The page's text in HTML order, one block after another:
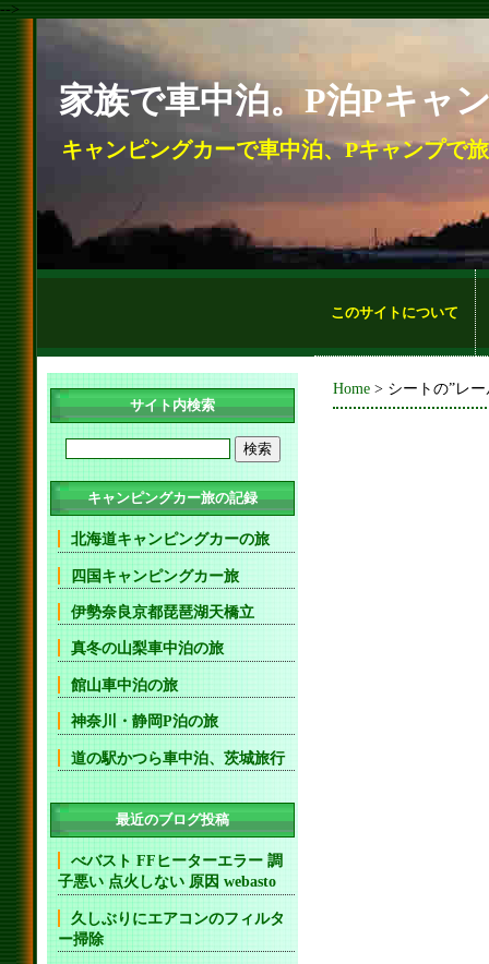
-->
家族で車中泊。P泊Pキャ
キャンピングカーで車中泊、Pキャンプで
このサイトについて
Home > シートの”レ
サイト内検索
キャンピングカー旅の記録
北海道キャンピングカーの旅
四国キャンピングカー旅
伊勢奈良京都琵琶湖天橋立
真冬の山梨車中泊の旅
館山車中泊の旅
神奈川・静岡P泊の旅
道の駅かつら車中泊、茨城旅行
最近のブログ投稿
べバスト FFヒーターエラー 調
子悪い 点火しない 原因 webasto
久しぶりにエアコンのフィルタ
ー掃除